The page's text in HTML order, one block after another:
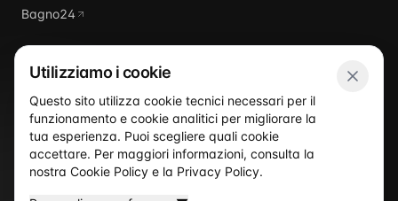
Bagno24
ItaliaDomus
Utilizziamo i cookie
Questo sito utilizza cookie tecnici necessari per il
funzionamento e cookie analitici per migliorare la
tua esperienza. Puoi scegliere quali cookie
accettare. Per maggiori informazioni, consulta la
nostra Cookie Policy e la Privacy Policy.